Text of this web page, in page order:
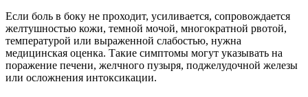
Если боль в боку не проходит, усиливается, сопровождается
желтушностью кожи, темной мочой, многократной рвотой,
температурой или выраженной слабостью, нужна
медицинская оценка. Такие симптомы могут указывать на
поражение печени, желчного пузыря, поджелудочной железы
или осложнения интоксикации.